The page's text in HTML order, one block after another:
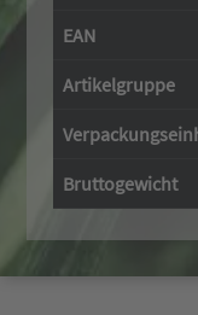
EAN
Artikelgruppe
Bruttogewicht